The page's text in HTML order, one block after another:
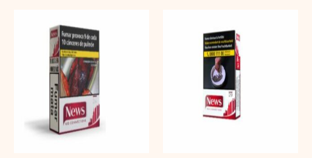
Red
24
cantidad
Red
29
cantidad